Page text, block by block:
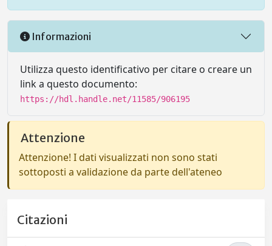
Informazioni
Utilizza questo identificativo per citare o creare un
link a questo documento:
https://hdl.handle.net/11585/906195
Attenzione
Attenzione! I dati visualizzati non sono stati
sottoposti a validazione da parte dell'ateneo
Citazioni